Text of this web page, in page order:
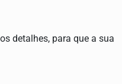
detalhes, para que a sua